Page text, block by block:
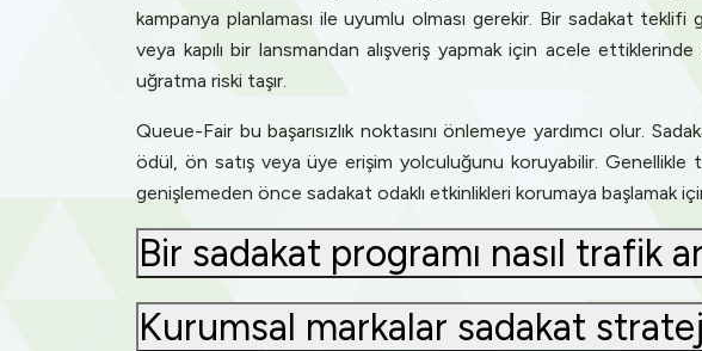
kampanya planlaması ile uyumlu olması gerekir. Bir sadakat
veya kapılı bir lansmandan alışveriş yapmak için acele
uğratma riski taşır.
Queue-Fair bu başarısızlık noktasını önlemeye yardımcı olur.
ödül, ön satış veya üye erişim yolculuğunu koruyabilir. Genellikle
genişlemeden önce sadakat odaklı etkinlikleri korumaya başlamak
Bir sadakat programı nasıl trafik
Kurumsal markalar sadakat